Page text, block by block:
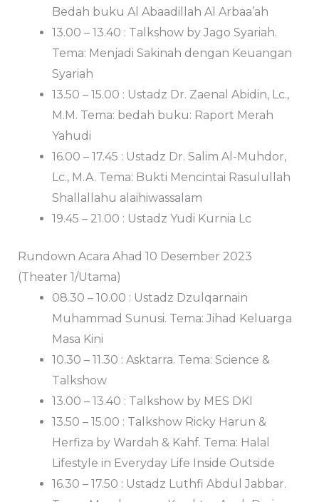
Bedah buku Al Abaadillah Al Arbaa’ah
13.00 – 13.40 : Talkshow by Jago Syariah.
Tema: Menjadi Sakinah dengan Keuangan
Syariah
13.50 – 15.00 : Ustadz Dr. Zaenal Abidin, Lc.,
M.M. Tema: bedah buku: Raport Merah
Yahudi
16.00 – 17.45 : Ustadz Dr. Salim Al-Muhdor,
Lc., M.A. Tema: Bukti Mencintai Rasulullah
Shallallahu alaihiwassalam
19.45 – 21.00 : Ustadz Yudi Kurnia Lc
Rundown Acara Ahad 10 Desember 2023
(Theater 1/Utama)
08.30 – 10.00 : Ustadz Dzulqarnain
Muhammad Sunusi. Tema: Jihad Keluarga
Masa Kini
10.30 – 11.30 : Asktarra. Tema: Science &
Talkshow
13.00 – 13.40 : Talkshow by MES DKI
13.50 – 15.00 : Talkshow Ricky Harun &
Herfiza by Wardah & Kahf. Tema: Halal
Lifestyle in Everyday Life Inside Outside
16.30 – 17.50 : Ustadz Luthfi Abdul Jabbar.